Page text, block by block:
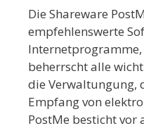
Die Shareware
empfehlenswerte
beherrscht alle
die Verwaltungung,
Empfang von
PostMe besticht vor